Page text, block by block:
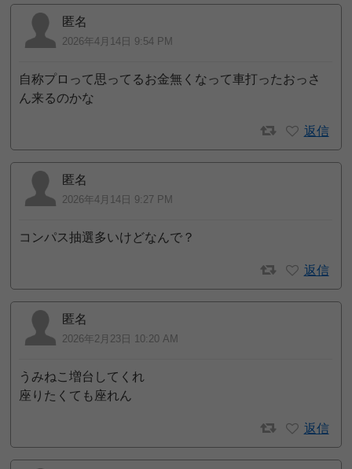
匿名
2026年4月14日 9:54 PM
自称プロって思ってるお金無くなって車打ったおっさ
ん来るのかな
返信
匿名
2026年4月14日 9:27 PM
コンパス抽選多いけどなんで？
返信
匿名
2026年2月23日 10:20 AM
うみねこ増台してくれ
座りたくても座れん
返信